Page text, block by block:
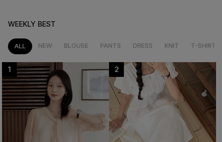
WEEKLY BEST
ALL NEW BLOUSE PANTS DRESS KNIT T-SHIRT